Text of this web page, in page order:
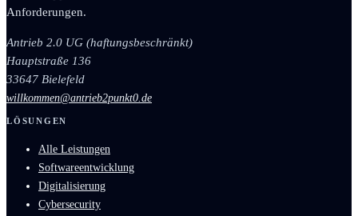
Anforderungen.
Antrieb 2.0 UG (haftungsbeschränkt)
Hauptstraße 136
33647 Bielefeld
willkommen@antrieb2punkt0.de
LÖSUNGEN
Alle Leistungen
Softwareentwicklung
Digitalisierung
Cybersecurity